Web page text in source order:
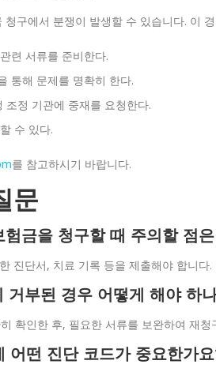
구에서 분쟁이 발생할 수 있습니다. 이
련 서류를 준비한다.
통해 문제를 명확히 한다.
조정 기관에 중재를 요청한다.
수 있다.
를 참고하시기 바랍니다.
문
금을 청구할 때 주의할 점
진단서, 치료 기록 등을 제출해야 합니
거부된 경우 어떻게 해야 하
확인한 후, 필요한 서류를 보완하여 재
어떤 진단 코드가 중요한가